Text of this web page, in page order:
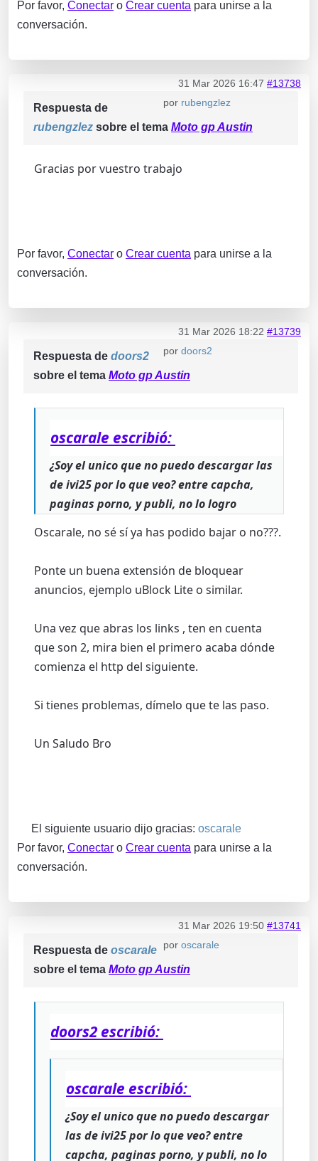
Por favor, Conectar o Crear cuenta para unirse a la
conversación.
31 Mar 2026 16:47 #13738
por rubengzlez
Respuesta de
rubengzlez sobre el tema Moto gp Austin
Gracias por vuestro trabajo
Por favor, Conectar o Crear cuenta para unirse a la
conversación.
31 Mar 2026 18:22 #13739
por doors2
Respuesta de doors2
sobre el tema Moto gp Austin
oscarale escribió:
¿Soy el unico que no puedo descargar las
de ivi25 por lo que veo? entre capcha,
paginas porno, y publi, no lo logro
Oscarale, no sé sí ya has podido bajar o no???.
Ponte un buena extensión de bloquear
anuncios, ejemplo uBlock Lite o similar.
Una vez que abras los links , ten en cuenta
que son 2, mira bien el primero acaba dónde
comienza el http del siguiente.
Si tienes problemas, dímelo que te las paso.
Un Saludo Bro
El siguiente usuario dijo gracias: oscarale
Por favor, Conectar o Crear cuenta para unirse a la
conversación.
31 Mar 2026 19:50 #13741
por oscarale
Respuesta de oscarale
sobre el tema Moto gp Austin
doors2 escribió:
oscarale escribió:
¿Soy el unico que no puedo descargar
las de ivi25 por lo que veo? entre
capcha, paginas porno, y publi, no lo